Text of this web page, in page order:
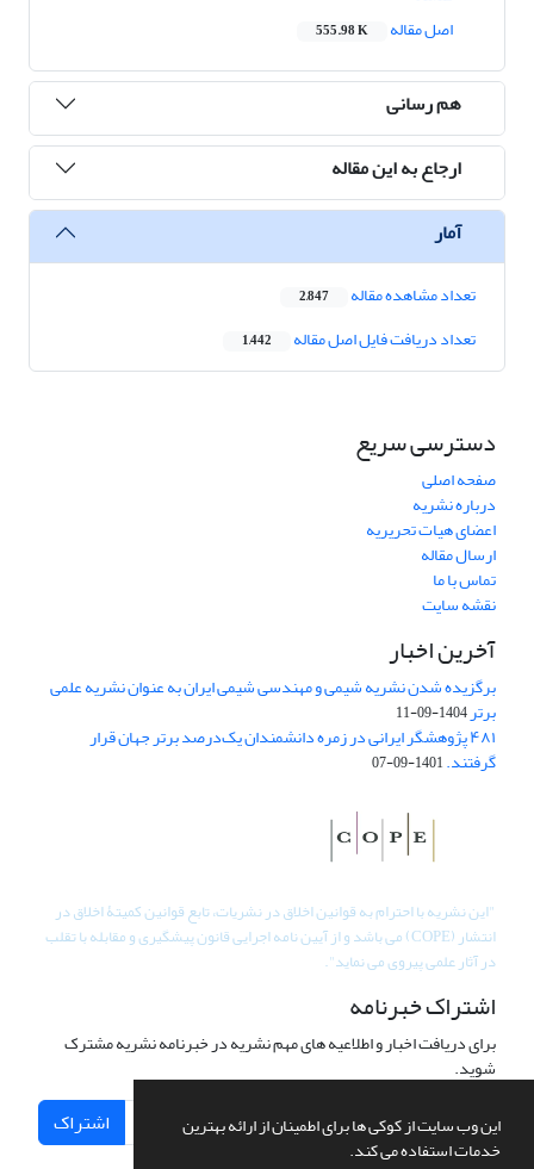
این وب سایت از کوکی ها برای اطمینان از ارائه بهترین
خدمات استفاده می کند.
اصل مقاله
555.98 K
هم رسانی
ارجاع به این مقاله
آمار
تعداد مشاهده مقاله 2,847
تعداد دریافت فایل اصل مقاله 1,442
دسترسی سریع
صفحه اصلی
درباره نشریه
اعضای هیات تحریریه
ارسال مقاله
تماس با ما
نقشه سایت
آخرین اخبار
برگزیده شدن نشریه شیمی و مهندسی شیمی ایران به عنوان نشریه علمی
برتر1404-09-11
۴۸۱ پژوهشگر ایرانی در زمره دانشمندان یک‌درصد برتر جهان قرار
گرفتند.1401-09-07
"این نشریه با احترام به قوانین اخلاق در نشریات، تابع قوانین کمیتۀ اخلاق در
انتشار (COPE) می باشد و از آیین نامه اجرایی قانون پیشگیری و مقابله با تقلب
در آثار علمی پیروی می نماید".
اشتراک خبرنامه
برای دریافت اخبار و اطلاعیه های مهم نشریه در خبرنامه نشریه مشترک
شوید.
اشتراک